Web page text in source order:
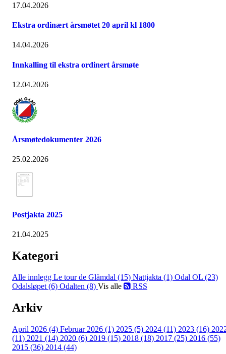
17.04.2026
Ekstra ordinært årsmøtet 20 april kl 1800
14.04.2026
Innkalling til ekstra ordinert årsmøte
12.04.2026
Årsmøtedokumenter 2026
25.02.2026
Postjakta 2025
21.04.2025
Kategori
Alle innlegg Le tour de Glåmdal (15) Nattjakta (1) Odal OL (23)
Odalsløpet (6) Odalten (8) Vis alle RSS
Arkiv
April 2026 (4) Februar 2026 (1) 2025 (5) 2024 (11) 2023 (16)
(11) 2021 (14) 2020 (6) 2019 (15) 2018 (18) 2017 (25) 2016 (55)
2015 (36) 2014 (44)